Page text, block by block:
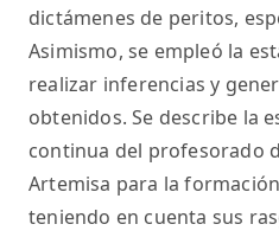
dictámenes de peritos,
Asimismo, se empleó la
realizar inferencias y
obtenidos. Se describe la
continua del profesorado
Artemisa para la
teniendo en cuenta sus